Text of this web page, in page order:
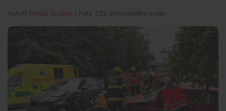
Autoři Tomáš Souček | Foto ZZS Jihočeského kraje